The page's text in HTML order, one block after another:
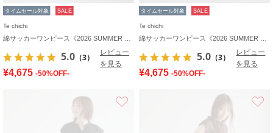
タイムセール対象 SALE
Te chichi
5.0 （3）
レビュー
を見る
¥4,675 -50%OFF-
タイムセール対象 SALE
Te chichi
5.0 （3）
レビュー
を見る
¥4,675 -50%OFF-